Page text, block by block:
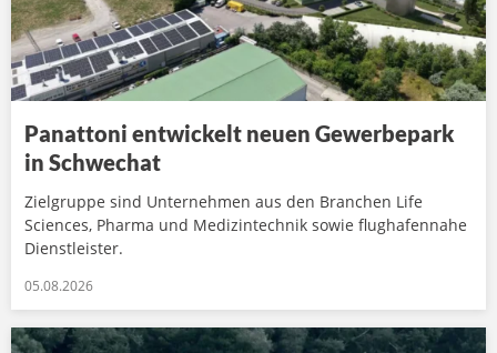
Panattoni entwickelt neuen Gewerbepark
in Schwechat
Zielgruppe sind Unternehmen aus den Branchen Life
Sciences, Pharma und Medizintechnik sowie flughafennahe
Dienstleister.
05.08.2026